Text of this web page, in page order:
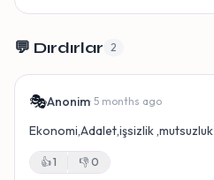
💬 Dırdırlar 2
🎭Anonim· 5 months ago
Ekonomi,Adalet,işsizlik ,mutsuzluk
👍1 👎 0